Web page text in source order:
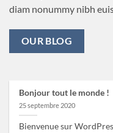
diam nonummy nibh
OUR BLOG
Bonjour tout le monde !
25 septembre 2020
Bienvenue sur